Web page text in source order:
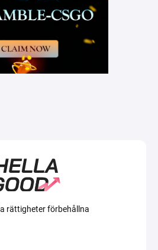
rättigheter förbehållna